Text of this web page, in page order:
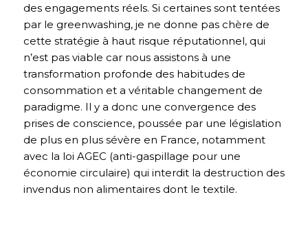
des engagements réels. Si certaines sont tentées
par le greenwashing, je ne donne pas chère de
cette stratégie à haut risque réputationnel, qui
n’est pas viable car nous assistons à une
transformation profonde des habitudes de
consommation et a véritable changement de
paradigme. Il y a donc une convergence des
prises de conscience, poussée par une législation
de plus en plus sévère en France, notamment
avec la loi AGEC (anti-gaspillage pour une
économie circulaire) qui interdit la destruction des
invendus non alimentaires dont le textile.